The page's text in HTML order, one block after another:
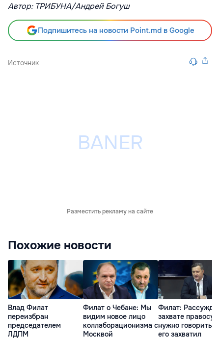
Автор: ТРИБУНА/Андрей Богуш
Подпишитесь на новости Point.md в Google
Источник
Разместить рекламу на сайте
Похожие новости
Влад Филат
переизбран
председателем
ЛДПМ
Филат о Чебане: Мы
видим новое лицо
коллаборационизма с
Москвой
Филат:
захвате
нужно говорить,
его захватил